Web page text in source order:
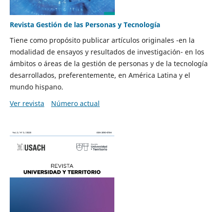
Revista Gestión de las Personas y Tecnología
Tiene como propósito publicar artículos originales -en la
modalidad de ensayos y resultados de investigación- en los
ámbitos o áreas de la gestión de personas y de la tecnología
desarrollados, preferentemente, en América Latina y el
mundo hispano.
Ver revista
Número actual